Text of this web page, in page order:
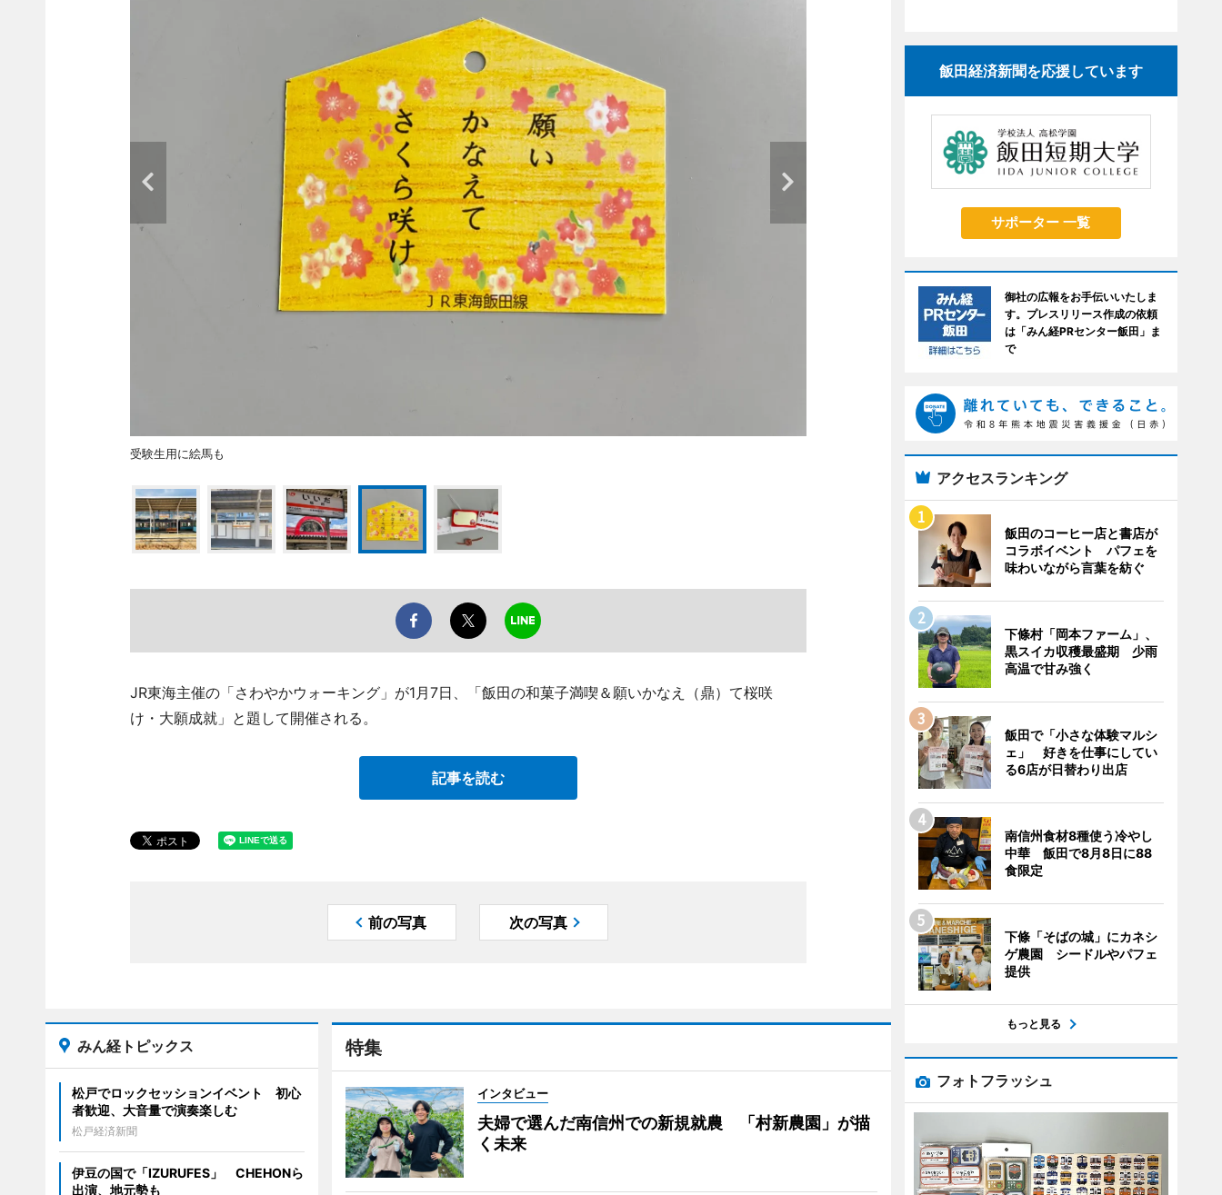
受験生用に絵馬も
JR東海主催の「さわやかウォーキング」が1月7日、「飯田の和菓子満喫＆願いかなえ（鼎）て桜咲
け・大願成就」と題して開催される。
記事を読む
前の写真 次の写真
特集
インタビュー
夫婦で選んだ南信州での新規就農 「村新農園」が描
く未来
みん経トピックス
松戸でロックセッションイベント 初心
者歓迎、大音量で演奏楽しむ
松戸経済新聞
伊豆の国で「IZURUFES」 CHEHONら
出演、地元勢も
飯田経済新聞を応援しています
サポーター 一覧
御社の広報をお手伝いいたしま
す。プレスリリース作成の依頼
は「みん経PRセンター飯田」ま
で
アクセスランキング
飯田のコーヒー店と書店が
コラボイベント パフェを
味わいながら言葉を紡ぐ
下條村「岡本ファーム」、
黒スイカ収穫最盛期 少雨
高温で甘み強く
飯田で「小さな体験マルシ
ェ」 好きを仕事にしてい
る6店が日替わり出店
南信州食材8種使う冷やし
中華 飯田で8月8日に88
食限定
下條「そばの城」にカネシ
ゲ農園 シードルやパフェ
提供
もっと見る
フォトフラッシュ